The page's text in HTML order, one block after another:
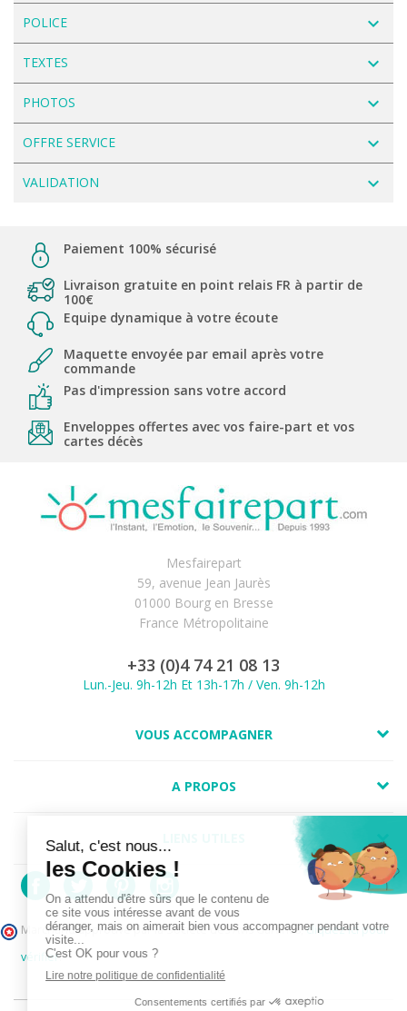
POLICE navigate_next
TEXTES navigate_next
PHOTOS navigate_next
OFFRE SERVICE navigate_next
VALIDATION navigate_next
Paiement 100% sécurisé
Livraison gratuite en point relais FR à partir de
100€
Equipe dynamique à votre écoute
Maquette envoyée par email après votre
commande
Pas d'impression sans votre accord
Enveloppes offertes avec vos faire-part et vos
cartes décès
Mesfairepart
59, avenue Jean Jaurès
01000 Bourg en Bresse
France Métropolitaine
+33 (0)4 74 21 08 13
Lun.-Jeu. 9h-12h Et 13h-17h / Ven. 9h-12h
VOUS ACCOMPAGNER
A PROPOS
Marchand approuvé par la Société des Avis Garantis,cliquez ici pour
vérifier.